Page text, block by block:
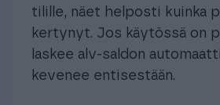
tilille, näet helposti kuinka
kertynyt. Jos käytössä on
laskee alv-saldon
kevenee entisestään.